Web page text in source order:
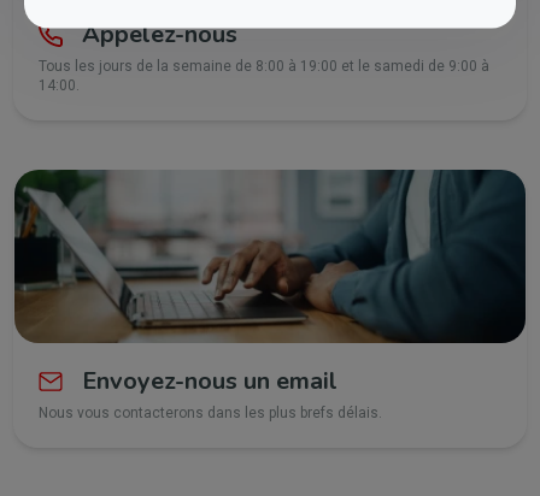
Appelez-nous
Tous les jours de la semaine de 8:00 à 19:00 et le samedi de 9:00 à
14:00.
Envoyez-nous un email
Nous vous contacterons dans les plus brefs délais.